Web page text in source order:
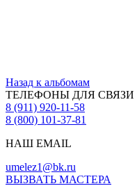
Назад к альбомам
ТЕЛЕФОНЫ ДЛЯ СВЯЗИ
8 (911) 920-11-58
8 (800) 101-37-81
НАШ EMAIL
umelez1@bk.ru
ВЫЗВАТЬ МАСТЕРА